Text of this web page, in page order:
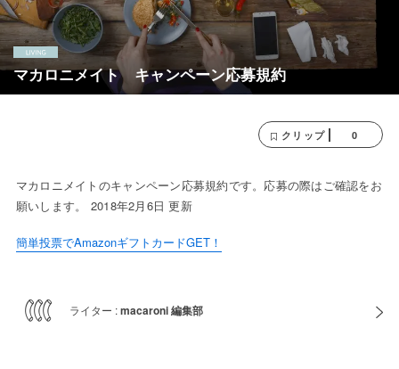
マカロニメイト キャンペーン応募規約
クリップ 0
マカロニメイトのキャンペーン応募規約です。応募の際はご確認をお
願いします。 2018年2月6日 更新
簡単投票でAmazonギフトカードGET！
ライター :macaroni 編集部